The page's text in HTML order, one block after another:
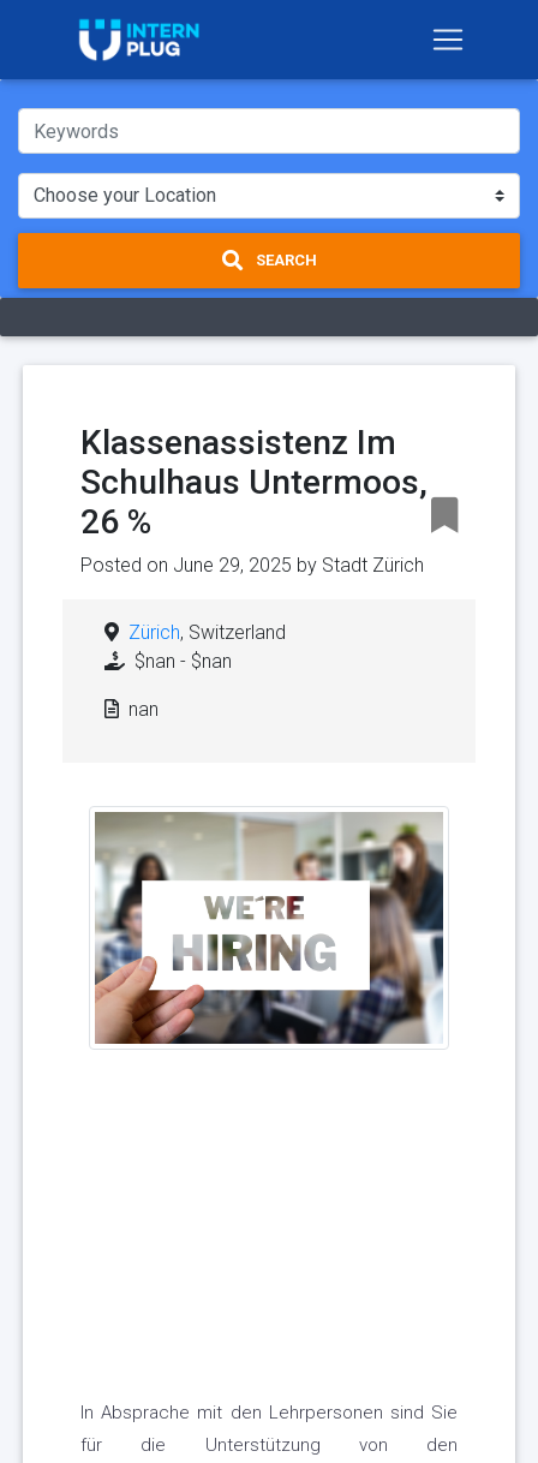
SEARCH
Klassenassistenz Im
Schulhaus Untermoos,
26 %
Posted on June 29, 2025 by Stadt Zürich
Zürich, Switzerland
$nan - $nan
nan
In Absprache mit den Lehrpersonen sind Sie
für die Unterstützung von den